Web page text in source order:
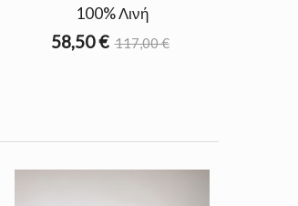
100% Λινή
58,50 € 117,00 €